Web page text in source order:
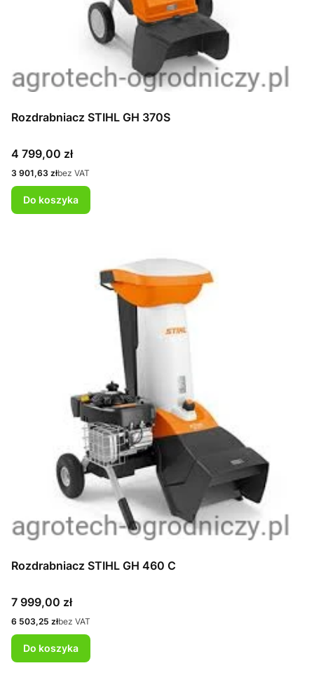
Rozdrabniacz STIHL GH 370S
Cena
4 799,00 zł
Cena
3 901,63 złbez VAT
Do koszyka
Rozdrabniacz STIHL GH 460 C
Cena
7 999,00 zł
Cena
6 503,25 złbez VAT
Do koszyka